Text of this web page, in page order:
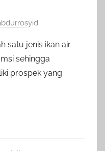
satu jenis ikan air
sehingga
prospek yang